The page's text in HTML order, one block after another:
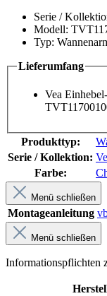
Serie /
Modell:
Typ:
Lieferumfang
Vea
Produkttyp:
Serie / Kollektion:
Farbe:
Menü schließen
Montageanleitung
Menü schließen
Informationspflichten